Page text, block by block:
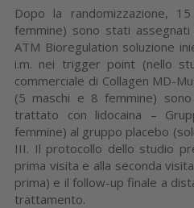
Dopo la randomizzazione,
femmine) sono stati
ATM Bioregulation soluzione
i.m. nei trigger point (nello
commerciale di Collagen MD-
(5 maschi e 8 femmine)
trattato con lidocaina –
femmine) al gruppo placebo
III. Il protocollo dello studio
prima visita e alla seconda
prima) e il follow-up finale a
trattamento.